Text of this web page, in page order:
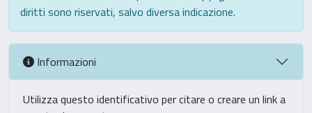
diritti sono riservati, salvo diversa indicazione.
Informazioni
Utilizza questo identificativo per citare o creare un link a